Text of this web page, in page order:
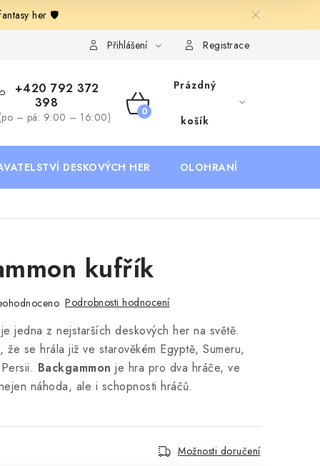
her 🛡️
Deskoherní kluby, DDM, knihovny a jiné zájmové organizace
Přihlášení Registrace
+420 792 372
398
– pá: 9:00 – 16:00)
NÁKUPNÍ
Prázdný
košík
DESKOVÝCH HER OLOHRANÍ
kufřík
Podrobnosti hodnocení
jedna z nejstarších deskových her na světě.
že se hrála již ve starověkém Egyptě, Sumeru,
Backgammon je hra pro dva hráče, ve
náhoda, ale i schopnosti hráčů.
Možnosti doručení